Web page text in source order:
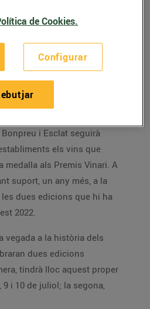
promoció dels vins
dibuixa un nou marc de
del sector vitivinícola del
la difusió del producte
i Esclat seguirà
els vins que
medalla als Premis Vinari. A
suport, un any més, a la
dues edicions que hi ha
2022.
vegada a la història dels
dues edicions
tindrà lloc aquest proper
9 i 10 de juliol; la segona,
de Cookies.
Configurar